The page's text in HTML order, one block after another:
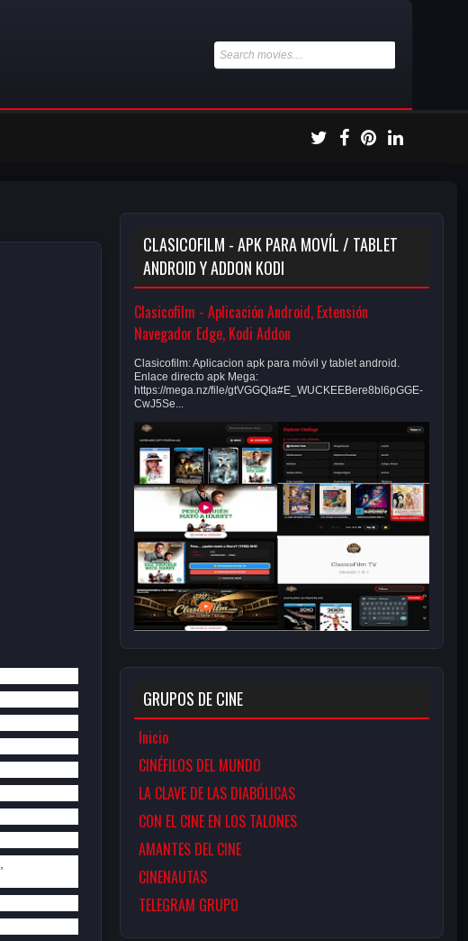
CLASICOFILM - APK PARA MOVÍL / TABLET
ANDROID Y ADDON KODI
Clasicofilm - Aplicación Android, Extensión
Navegador Edge, Kodi Addon
Clasicofilm: Aplicacion apk para móvil y tablet android.
Enlace directo apk Mega:
https://mega.nz/file/gtVGGQIa#E_WUCKEEBere8bl6pGGE-
CwJ5Se...
GRUPOS DE CINE
Inicio
CINÉFILOS DEL MUNDO
LA CLAVE DE LAS DIABÓLICAS
CON EL CINE EN LOS TALONES
AMANTES DEL CINE
CINENAUTAS
TELEGRAM GRUPO